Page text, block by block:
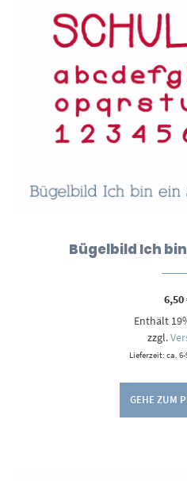
Bügelbild Ich
6,50
Enthält
zzgl.
Lieferzeit: ca.
GEHE ZUM